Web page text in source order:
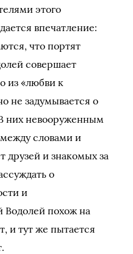
этого
впечатление:
что портят
совершает
из «любви к
не задумывается о
них невооруженным
словами и
друзей и знакомых за
о
и
Водолей похож на
и тут же пытается